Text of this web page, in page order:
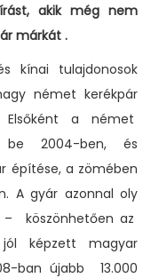
akik még nem
márkát .
kínai tulajdonosok
német kerékpár
Elsőként a német
be 2004-ben, és
építése, a zömében
A gyár azonnal oly
– köszönhetően az
képzett magyar
ban újabb 13.000